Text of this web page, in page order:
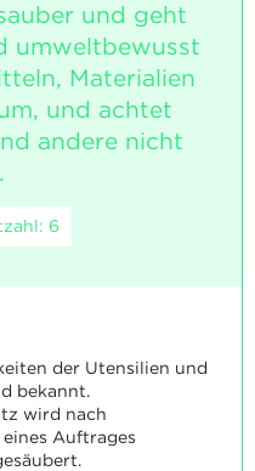
und geht
umweltbewusst
Materialien
und achtet
andere nicht
6
der Utensilien und
bekannt.
wird nach
Auftrages